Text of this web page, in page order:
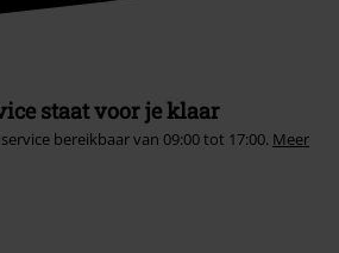
staat voor je klaar
bereikbaar van 09:00 tot 17:00. Meer